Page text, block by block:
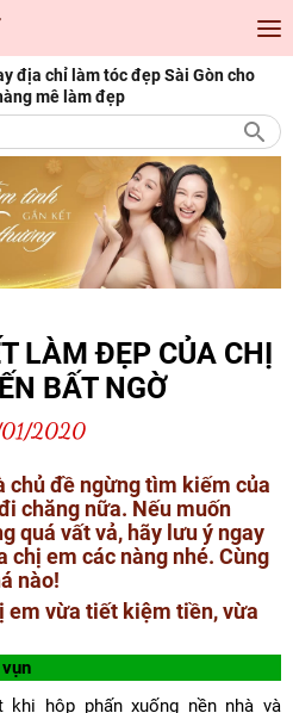
10 bí quyết làm đẹp cho nàng
LÀM ĐẸP CỦA CHỊ
BẤT NGỜ
2020
chủ đề ngừng tìm kiếm của
chăng nữa. Nếu muốn
quá vất vả, hãy lưu ý ngay
chị em các nàng nhé. Cùng
nào!
em vừa tiết kiệm tiền, vừa
hộp phấn xuống nền nhà và